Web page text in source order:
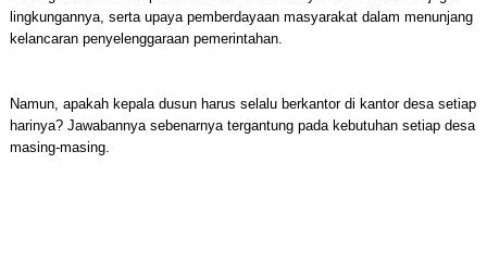
lingkungannya, serta upaya pemberdayaan masyarakat dalam menunjang
kelancaran penyelenggaraan pemerintahan.
Namun, apakah kepala dusun harus selalu berkantor di kantor desa setiap
harinya? Jawabannya sebenarnya tergantung pada kebutuhan setiap desa
masing-masing.